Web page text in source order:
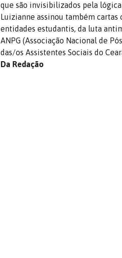
que são invisibilizados pela
Luizianne assinou também
entidades estudantis, da luta
ANPG (Associação Nacional de
das/os Assistentes Sociais do
Da Redação